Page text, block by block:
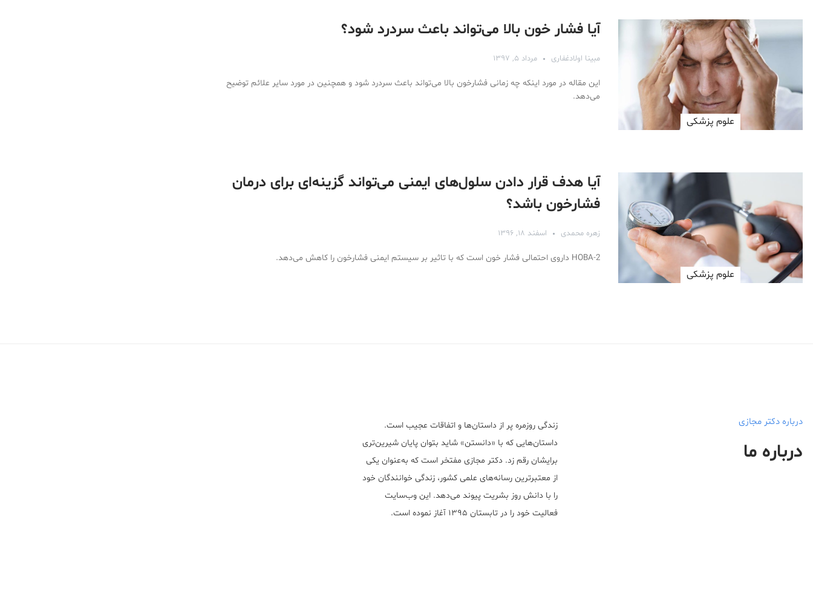
علوم پزشكی
آیا فشار خون بالا می‌تواند باعث سردرد شود؟
مبینا اولادغفاری مرداد ۵, ۱۳۹۷
این مقاله در مورد اینکه چه زمانی فشارخون بالا می‌تواند باعث سردرد شود و همچنین در مورد سایر علائم توضیح
می‌دهد.
علوم پزشكی
آیا هدف قرار دادن سلول‌های ایمنی می‌تواند گزینه‌ای برای درمان
فشارخون باشد؟
زهره محمدی اسفند ۱۸, ۱۳۹۶
2-HOBA داروی احتمالی فشار خون است که با تاثیر بر سیستم ایمنی فشارخون را کاهش می‌دهد.
درباره دکتر مجازی
درباره ما
زندگی روزمره پر از داستان‌ها و اتفاقات عجیب است.
داستان‌هایی که با «دانستن» شاید بتوان پایان شیرین‌تری
برایشان رقم زد. دکتر مجازی مفتخر است که به‌عنوان یکی
از معتبر‌ترین رسانه‌های علمی کشور، زندگی خوانندگان خود
را با دانش روز بشریت پیوند می‌دهد. این وب‌سایت
فعالیت خود را در تابستان ۱۳۹۵ آغاز نموده است.